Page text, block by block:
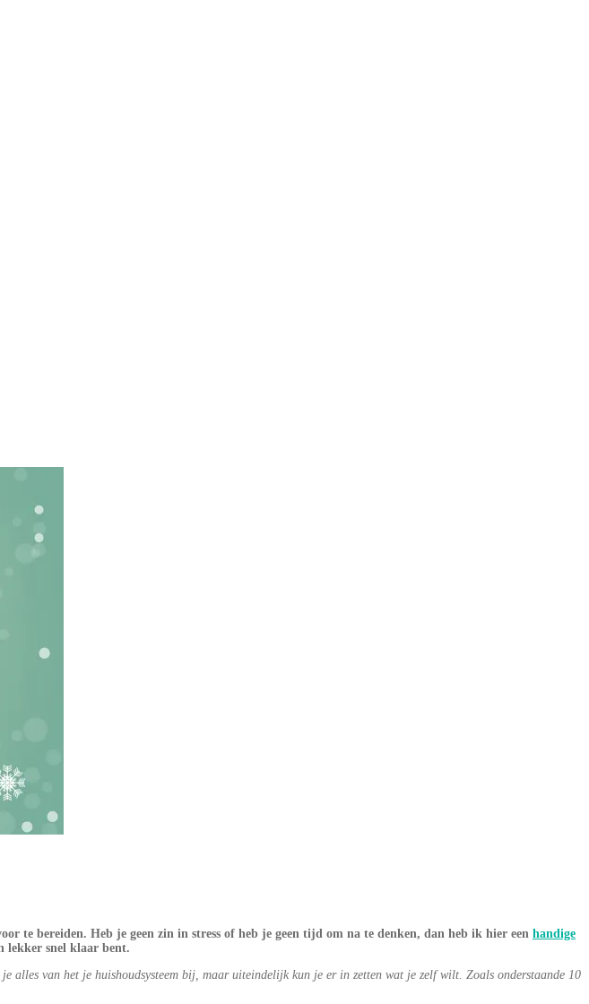
te bereiden. Heb je geen zin in stress of heb je geen tijd om na te denken, dan heb ik hier een handige
lekker snel klaar bent.
van het je huishoudsysteem bij, maar uiteindelijk kun je er in zetten wat je zelf wilt. Zoals onderstaande 10